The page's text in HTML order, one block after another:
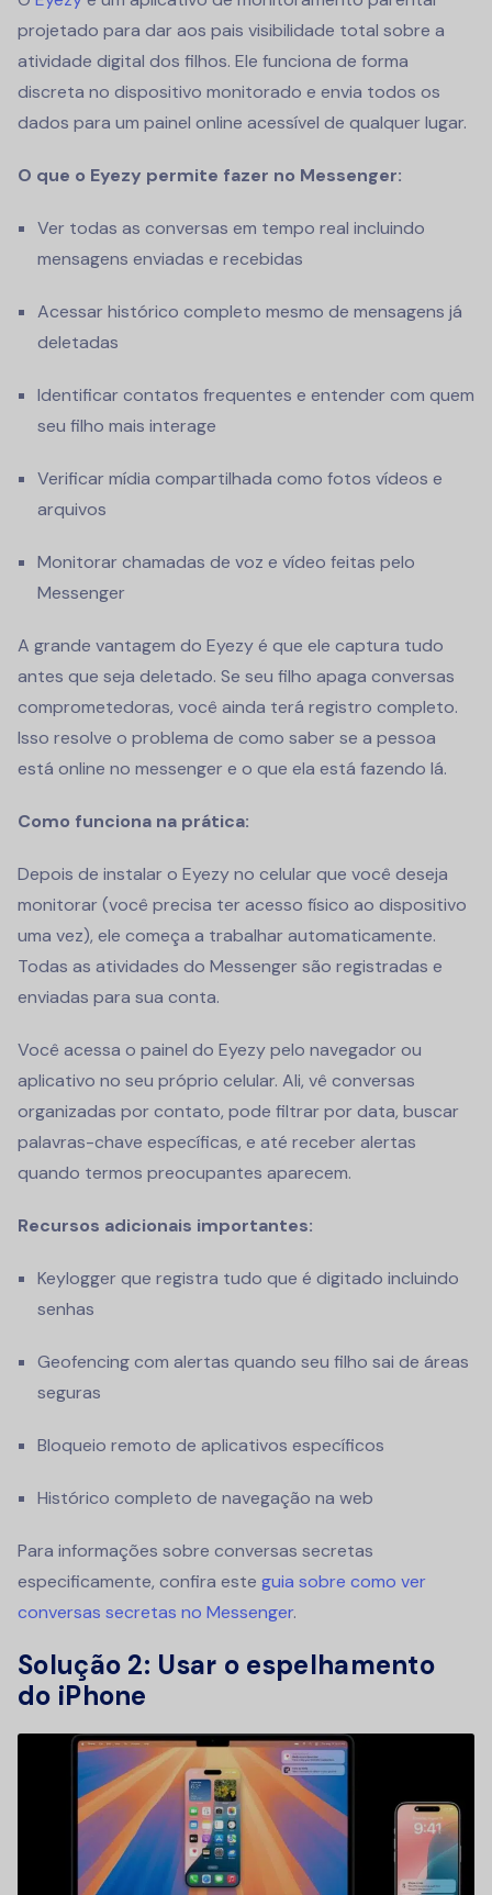
projetado para dar aos pais visibilidade total sobre a
atividade digital dos filhos. Ele funciona de forma
discreta no dispositivo monitorado e envia todos os
dados para um painel online acessível de qualquer lugar.
O que o Eyezy permite fazer no Messenger:
Ver todas as conversas em tempo real incluindo
mensagens enviadas e recebidas
Acessar histórico completo mesmo de mensagens já
deletadas
Identificar contatos frequentes e entender com quem
seu filho mais interage
Verificar mídia compartilhada como fotos vídeos e
arquivos
Monitorar chamadas de voz e vídeo feitas pelo
Messenger
A grande vantagem do Eyezy é que ele captura tudo
antes que seja deletado. Se seu filho apaga conversas
comprometedoras, você ainda terá registro completo.
Isso resolve o problema de como saber se a pessoa
está online no messenger e o que ela está fazendo lá.
Como funciona na prática:
Depois de instalar o Eyezy no celular que você deseja
monitorar (você precisa ter acesso físico ao dispositivo
uma vez), ele começa a trabalhar automaticamente.
Todas as atividades do Messenger são registradas e
enviadas para sua conta.
Você acessa o painel do Eyezy pelo navegador ou
aplicativo no seu próprio celular. Ali, vê conversas
organizadas por contato, pode filtrar por data, buscar
palavras-chave específicas, e até receber alertas
quando termos preocupantes aparecem.
Recursos adicionais importantes:
Keylogger que registra tudo que é digitado incluindo
senhas
Geofencing com alertas quando seu filho sai de áreas
seguras
Bloqueio remoto de aplicativos específicos
Histórico completo de navegação na web
Para informações sobre conversas secretas
especificamente, confira este guia sobre como ver
conversas secretas no Messenger.
Solução 2: Usar o espelhamento
do iPhone